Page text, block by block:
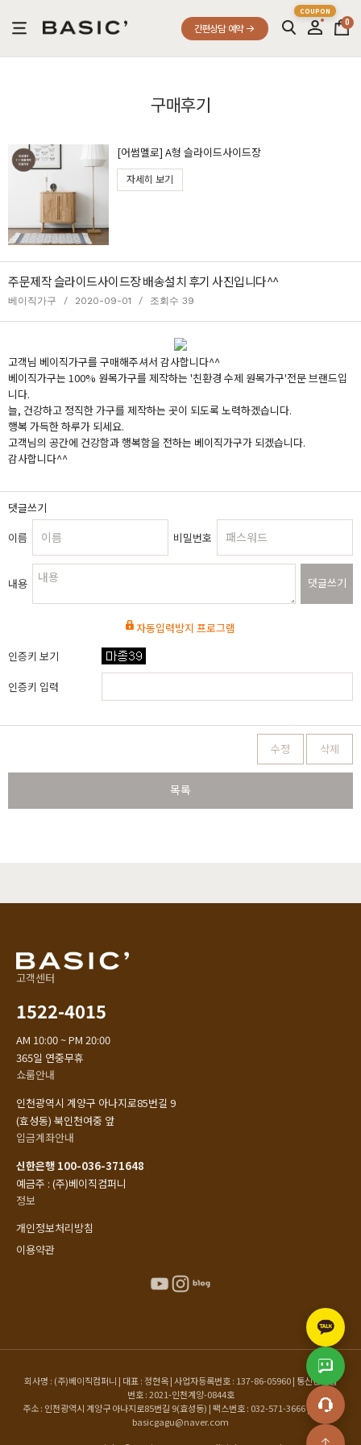
간편상담 예약
0
구매후기
[어썸멜로] A형 슬라이드사이드장
자세히 보기
주문제작 슬라이드사이드장 배송설치 후기 사진입니다^^
베이직가구 / 2020-09-01 / 조회수 39
고객님 베이직가구를 구매해주셔서 감사합니다^^
베이직가구는 100% 원목가구를 제작하는 '친환경 수제 원목가구'전문 브랜드입
니다.
늘, 건강하고 정직한 가구를 제작하는 곳이 되도록 노력하겠습니다.
행복 가득한 하루가 되세요.
고객님의 공간에 건강함과 행복함을 전하는 베이직가구가 되겠습니다.
감사합니다^^
댓글쓰기
이름
비밀번호
내용 댓글쓰기
자동입력방지 프로그램
인증키 보기
인증키 입력
수정 삭제
목록
고객센터
1522-4015
AM 10:00 ~ PM 20:00
365일 연중무휴
쇼룸안내
인천광역시 계양구 아나지로85번길 9
(효성동) 북인천여중 앞
입금계좌안내
신한은행 100-036-371648
예금주 : (주)베이직컴퍼니
정보
개인정보처리방침
이용약관
회사명 : (주)베이직컴퍼니 | 대표 : 정현옥 | 사업자등록번호 : 137-86-05960 | 통신판매업
번호 : 2021-인천계양-0844호
주소 : 인천광역시 계양구 아나지로85번길 9(효성동) | 팩스번호 : 032-571-3666 | 이메일 :
basicgagu@naver.com